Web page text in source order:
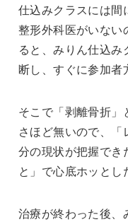
仕込みクラスには間
整形外科医がいない
ると、みりん仕込
断し、すぐに参加者
そこで「剥離骨折
さほど無いので、
分の現状が把握でき
と」で心底ホッとし
治療が終わった後、